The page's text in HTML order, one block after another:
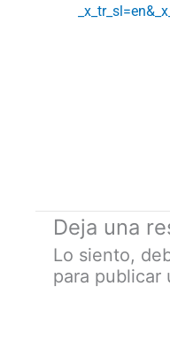
Deja una
Lo siento,
para publicar